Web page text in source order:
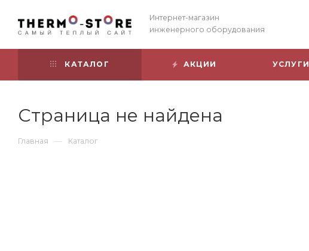
Интернет-магазин
инженерного оборудования
КАТАЛОГ АКЦИИ УСЛУГИ
Страница не найдена
Главная — Каталог